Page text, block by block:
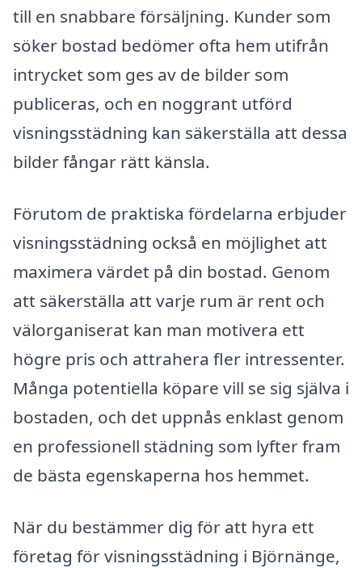
till en snabbare försäljning. Kunder som
söker bostad bedömer ofta hem utifrån
intrycket som ges av de bilder som
publiceras, och en noggrant utförd
visningsstädning kan säkerställa att dessa
bilder fångar rätt känsla.
Förutom de praktiska fördelarna erbjuder
visningsstädning också en möjlighet att
maximera värdet på din bostad. Genom
att säkerställa att varje rum är rent och
välorganiserat kan man motivera ett
högre pris och attrahera fler intressenter.
Många potentiella köpare vill se sig själva i
bostaden, och det uppnås enklast genom
en professionell städning som lyfter fram
de bästa egenskaperna hos hemmet.
När du bestämmer dig för att hyra ett
företag för visningsstädning i Björnänge,